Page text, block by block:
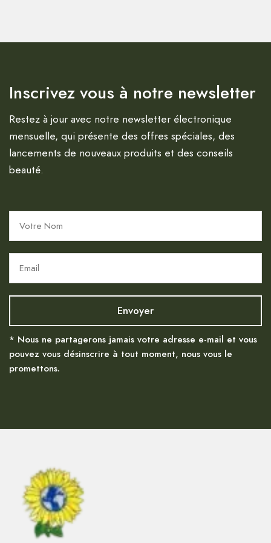
Inscrivez vous à notre newsletter
Restez à jour avec notre newsletter électronique
mensuelle, qui présente des offres spéciales, des
lancements de nouveaux produits et des conseils
beauté.
* Nous ne partagerons jamais votre adresse e-mail et vous
pouvez vous désinscrire à tout moment, nous vous le
promettons.